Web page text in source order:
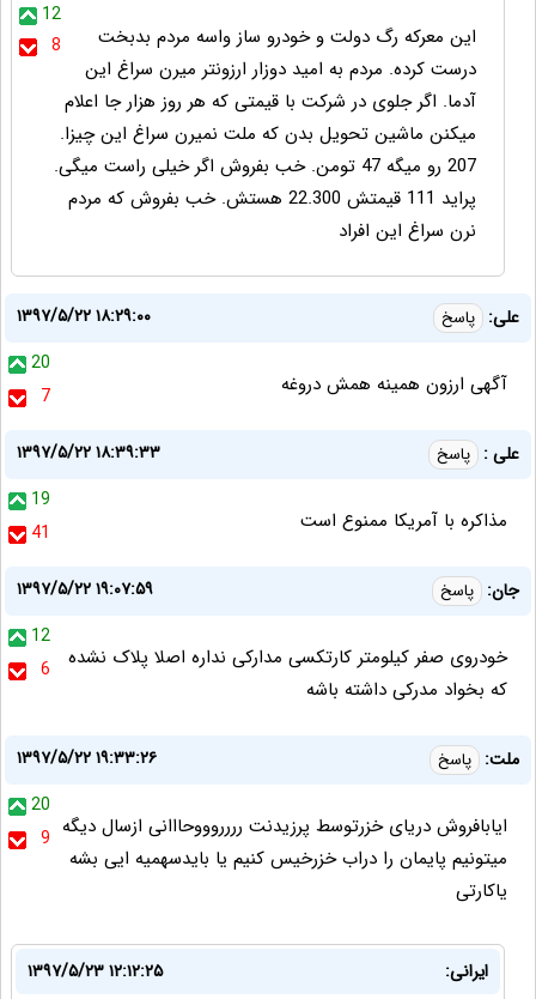
12
8
این معرکه رگ دولت و خودرو ساز واسه مردم بدبخت
درست کرده. مردم به امید دوزار ارزونتر میرن سراغ این
آدما. اگر جلوی در شرکت با قیمتی که هر روز هزار جا اعلام
میکنن ماشین تحویل بدن که ملت نمیرن سراغ این چیزا.
207 رو میگه 47 تومن. خب بفروش اگر خیلی راست میگی.
پراید 111 قیمتش 22.300 هستش. خب بفروش که مردم
نرن سراغ این افراد
علی: پاسخ
۱۳۹۷/۵/۲۲ ۱۸:۲۹:۰۰
20
7
آگهی ارزون همینه همش دروغه
علی : پاسخ
۱۳۹۷/۵/۲۲ ۱۸:۳۹:۳۳
19
41
مذاکره با آمریکا ممنوع است
جان: پاسخ
۱۳۹۷/۵/۲۲ ۱۹:۰۷:۵۹
12
6
خودروی صفر کیلومتر کارتکسی مدارکی نداره اصلا پلاک نشده
که بخواد مدرکی داشته باشه
ملت: پاسخ
۱۳۹۷/۵/۲۲ ۱۹:۳۳:۲۶
20
9 ایابافروش دریای خزرتوسط پرزیدنت رررروووحااانی ازسال دیگه
میتونیم پایمان را دراب خزرخیس کنیم یا بایدسهمیه ایی بشه
یاکارتی
ایرانی: ۱۳۹۷/۵/۲۳ ۱۲:۱۲:۲۵